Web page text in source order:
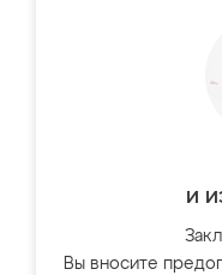
и
Вы вносите